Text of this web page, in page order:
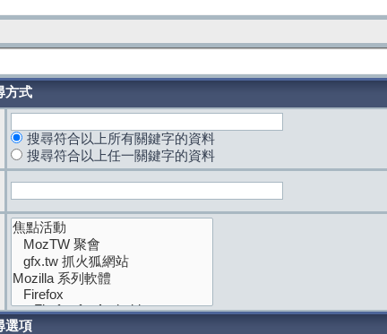
方式
搜尋符合以上所有關鍵字的資料
搜尋符合以上任一關鍵字的資料
選項